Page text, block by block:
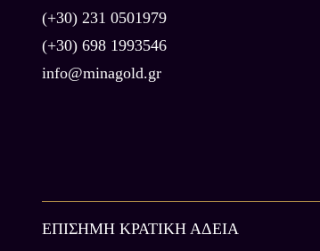
(+30) 231 0501979
(+30) 698 1993546
info@minagold.gr
ΕΠIΣΗΜΗ ΚΡΑΤΙΚΗ ΑΔΕΙΑ